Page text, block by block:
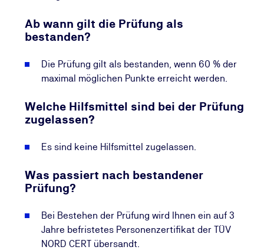
Ab wann gilt die Prüfung als
bestanden?
Die Prüfung gilt als bestanden, wenn 60 % der
maximal möglichen Punkte erreicht werden.
Welche Hilfsmittel sind bei der Prüfung
zugelassen?
Es sind keine Hilfsmittel zugelassen.
Was passiert nach bestandener
Prüfung?
Bei Bestehen der Prüfung wird Ihnen ein auf 3
Jahre befristetes Personenzertifikat der TÜV
NORD CERT übersandt.